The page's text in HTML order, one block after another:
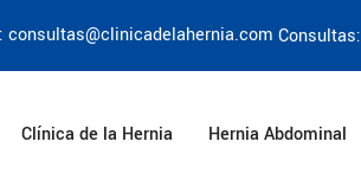
Consultas:
consultas@clinicadelahernia.com
Clínica de la Hernia Hernia Abdominal